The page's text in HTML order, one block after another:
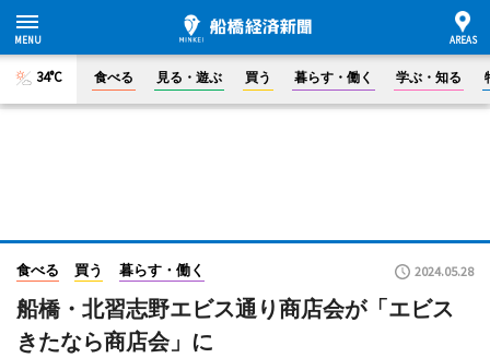
34°C 食べる 見る・遊ぶ 買う 暮らす・働く 学ぶ・知る
食べる 買う 暮らす・働く 2024.05.28
船橋・北習志野エビス通り商店会が「エビス
きたなら商店会」に